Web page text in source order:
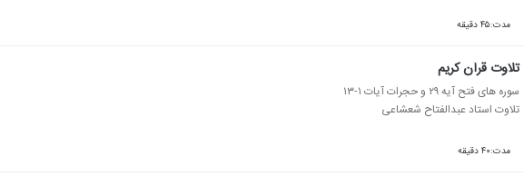
مدت:۴۵ دقیقه
تلاوت قرآن كریم
سوره های فتح آیه ۲۹ و حجرات آیات ۱-۱۳
تلاوت استاد عبدالفتاح شعشاعی
مدت:۴۰ دقیقه